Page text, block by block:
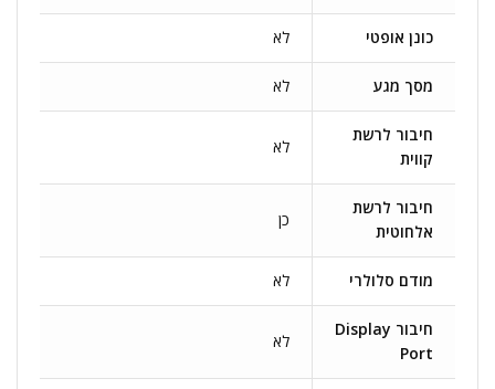
כונן אופטי לא
מסך מגע לא
חיבור לרשת
קווית
לא
חיבור לרשת
אלחוטית
כן
מודם סלולרי לא
חיבור Display
Port
לא